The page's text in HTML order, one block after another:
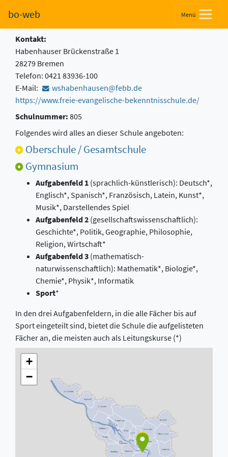
bo-web Menü
Bekenntnisschule Bremen
Kontakt:
Habenhauser Brückenstraße 1
28279 Bremen
Telefon: 0421 83936-100
E-Mail:
wshabenhausen@febb.de
https://www.freie-evangelische-bekenntnisschule.de/
Schulnummer: 805
Folgendes wird alles an dieser Schule angeboten:
Oberschule / Gesamtschule
Gymnasium
Aufgabenfeld 1 (sprachlich-künstlerisch): Deutsch*,
Englisch*, Spanisch*, Französisch, Latein, Kunst*,
Musik*, Darstellendes Spiel
Aufgabenfeld 2 (gesellschaftswissenschaftlich):
Geschichte*, Politik, Geographie, Philosophie,
Religion, Wirtschaft*
Aufgabenfeld 3 (mathematisch-
naturwissenschaftlich): Mathematik*, Biologie*,
Chemie*, Physik*, Informatik
Sport*
In den drei Aufgabenfeldern, in die alle Fächer bis auf
Sport eingeteilt sind, bietet die Schule die aufgelisteten
Fächer an, die meisten auch als Leitungskurse (*)
+
−